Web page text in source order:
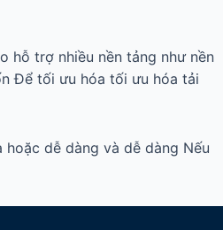
hỗ trợ nhiều nền tảng như nền
Để tối ưu hóa tối ưu hóa tải
dễ dàng và dễ dàng Nếu